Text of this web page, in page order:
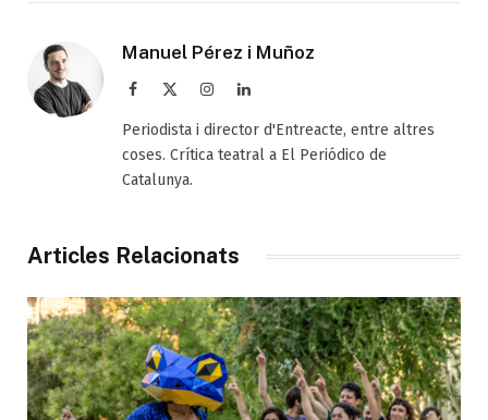
Manuel Pérez i Muñoz
Facebook InstagramLinkedIn
Periodista i director d'Entreacte, entre altres
coses. Crítica teatral a El Periódico de
Catalunya.
Articles Relacionats